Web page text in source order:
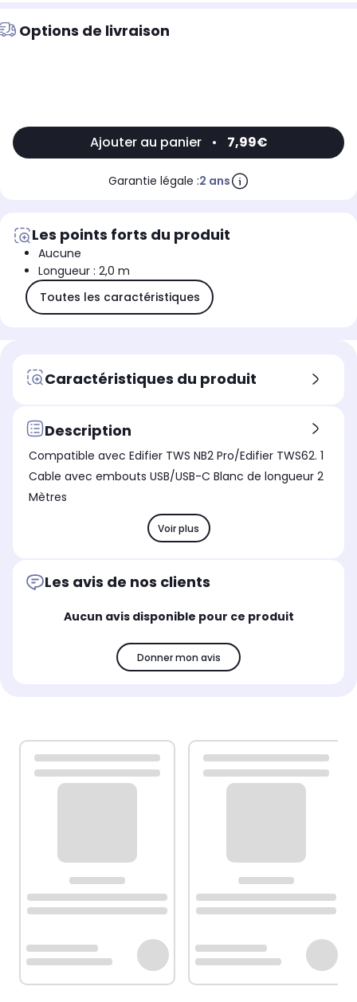
Options de livraison
Ajouter au panier • 7,99€
Garantie légale :2 ans
Les points forts du produit
Aucune
Longueur : 2,0 m
Toutes les caractéristiques
Caractéristiques du produit
Description
Compatible avec Edifier TWS NB2 Pro/Edifier TWS62. 1
Cable avec embouts USB/USB-C Blanc de longueur 2
Mètres
Voir plus
Les avis de nos clients
Aucun avis disponible pour ce produit
Donner mon avis